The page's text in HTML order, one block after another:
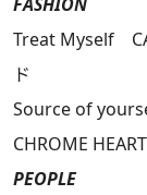
Treat Myself
ド
Source of
CHROME
PEOPLE